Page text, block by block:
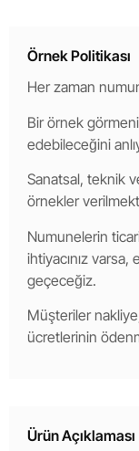
Örnek Politikası
Her zaman
Bir örnek
edebileceğini
Sanatsal, teknik
örnekler
Numunelerin
ihtiyacınız
geçeceğiz.
Müşteriler
ücretlerinin
Ürün Açıklaması